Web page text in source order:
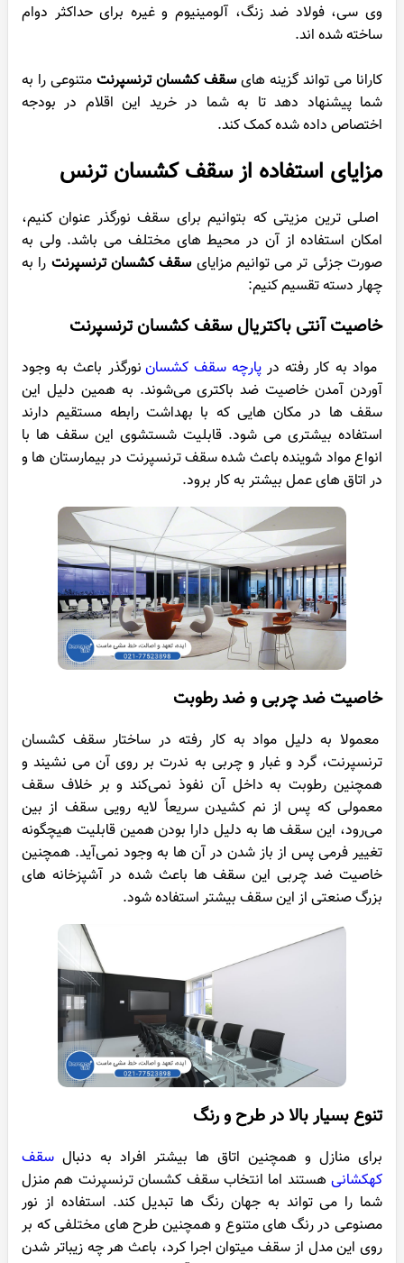
وی سی، فولاد ضد زنگ، آلومینیوم و غیره برای حداکثر دوام
ساخته شده اند.
کارانا می تواند گزینه هایسقف کشسان ترنسپرنت متنوعی را به
شما پیشنهاد دهد تا به شما در خرید این اقلام در بودجه
اختصاص داده شده کمک کند.
مزایای استفاده از سقف کشسان ترنس
اصلی ترین مزیتی که بتوانیم برای سقف نورگذر عنوان کنیم،
امکان استفاده از آن در محیط های مختلف می باشد. ولی به
صورت جزئی تر می توانیم مزایایسقف کشسان ترنسپرنت را به
چهار دسته تقسیم کنیم:
خاصیت آنتی باکتریال سقف کشسان ترنسپرنت
مواد به کار رفته درپارچه سقف کشسان نورگذر باعث به وجود
آوردن آمدن خاصیت ضد باکتری می‌شوند. به همین دلیل این
سقف ها در مکان‌ هایی که با بهداشت رابطه مستقیم دارند
استفاده بیشتری می شود. قابلیت شستشوی این سقف ها با
انواع مواد شوینده باعث شده سقف ترنسپرنت در بیمارستان ها و
در اتاق‌ های عمل بیشتر به کار برود.
خاصیت ضد چربی و ضد رطوبت
معمولا به دلیل مواد به کار رفته در ساختار سقف کشسان
ترنسپرنت، گرد و غبار و چربی به ندرت بر روی آن می ‌نشیند و
همچنین رطوبت به داخل آن نفوذ نمی‌کند و بر خلاف سقف
معمولی که پس از نم کشیدن سریعاً لایه رویی سقف از بین
می‌رود، این سقف ها به دلیل دارا بودن همین قابلیت هیچگونه
تغییر فرمی پس از باز شدن در آن ها به وجود نمی‌آید. همچنین
خاصیت ضد چربی این سقف ها باعث شده در آشپزخانه های
بزرگ صنعتی از این سقف بیشتر استفاده شود.
تنوع بسیار بالا در طرح و رنگ
برای منازل و همچنین اتاق ها بیشتر افراد به دنبال سقف
کهکشانی هستند اما انتخاب سقف کشسان ترنسپرنت هم منزل
شما را می تواند به جهان رنگ ها تبدیل کند. استفاده از نور
مصنوعی در رنگ های متنوع و همچنین طرح های مختلفی که بر
روی این مدل از سقف میتوان اجرا کرد، باعث هر چه زیباتر شدن